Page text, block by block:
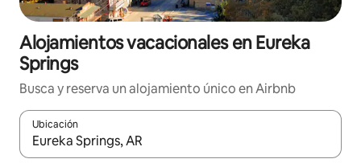
Alojamientos vacacionales en Eureka
Springs
Busca y reserva un alojamiento único en Airbnb
Ubicación
Cuando los resultados estén disponibles, podrás navegar